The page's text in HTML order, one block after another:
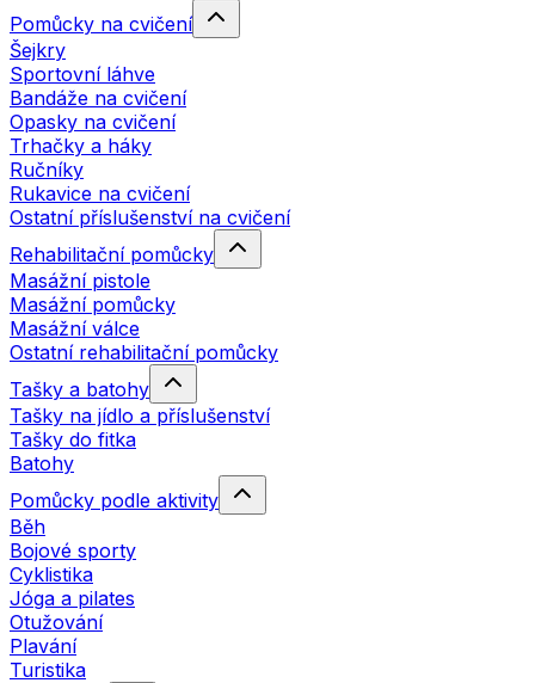
Pomůcky na cvičení
Šejkry
Sportovní láhve
Bandáže na cvičení
Opasky na cvičení
Trhačky a háky
Ručníky
Rukavice na cvičení
Ostatní příslušenství na cvičení
Rehabilitační pomůcky
Masážní pistole
Masážní pomůcky
Masážní válce
Ostatní rehabilitační pomůcky
Tašky a batohy
Tašky na jídlo a příslušenství
Tašky do fitka
Batohy
Pomůcky podle aktivity
Běh
Bojové sporty
Cyklistika
Jóga a pilates
Otužování
Plavání
Turistika